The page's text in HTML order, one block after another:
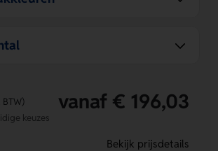
BTW) vanaf € 196,03
keuzes
Bekijk prijsdetails